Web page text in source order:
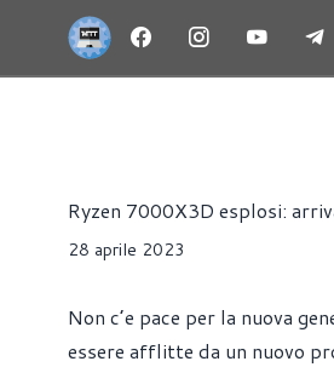
Ryzen 7000X3D esplosi:
28 aprile 2023
Non c’e pace per la nuova
essere afflitte da un nuovo